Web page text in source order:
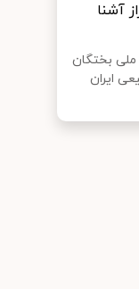
آشنا
ملی بختگان
ایران